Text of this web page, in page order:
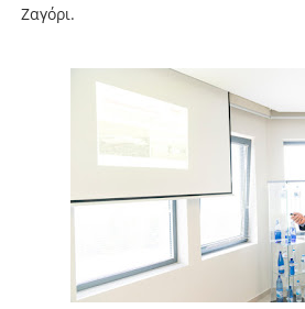
Ζαγόρι.